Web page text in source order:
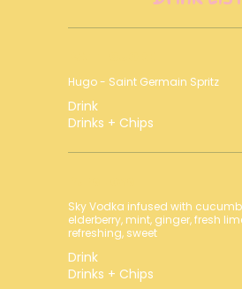
Hugo - Saint Germain Spritz
Drink
Drinks + Chips
Sky Vodka infused with
elderberry, mint, ginger, fresh
refreshing, sweet
Drink
Drinks + Chips